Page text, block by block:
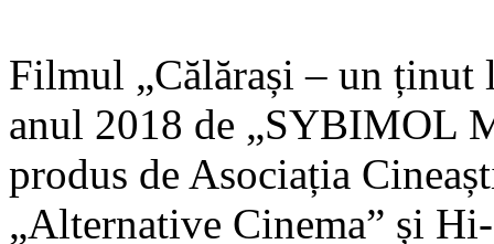
Filmul „Călărași – un ținut
anul 2018 de „SYBIMOL
produs de Asociația
„Alternative Cinema” și